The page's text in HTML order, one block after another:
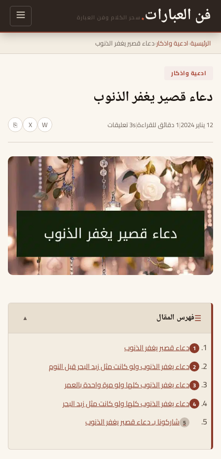
فن العبارات. سحر الكلام وفن العبارة
الرئيسية›ادعية واذكار›دعاء قصير يغفر الذنوب
ادعية واذكار
دعاء قصير يغفر الذنوب
12 يناير 2024 |1 دقائق للقراءة |3s تعليقات W
X
⎘
☰فهرس المقال ▲
دعاء قصير يغفر الذنوب
دعاء يغفر الذنوب ولو كانت مثل زبد البحر قبل النوم
دعاء يغفر الذنوب كلها ولو مرة واحدة بالعمر
دعاء يغفر الذنوب كلها ولو كانت مثل زبد البحر
شاركونا بـ دعاء قصير يغفر الذنوب